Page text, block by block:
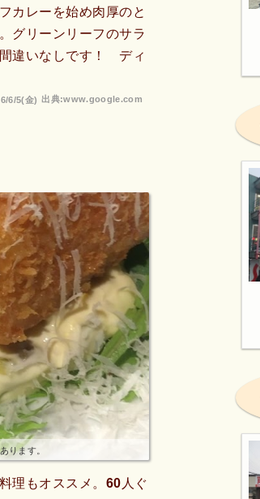
カレーを始め肉厚のと
グリーンリーフのサラ
違いなしです！ ディ
出典:www.google.com
6/5(金)
ります。
理もオススメ。60人ぐ